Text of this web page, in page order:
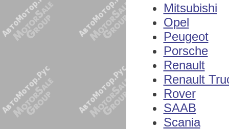
Mitsubishi
Opel
Peugeot
Porsche
Renault
Renault
Rover
SAAB
Scania